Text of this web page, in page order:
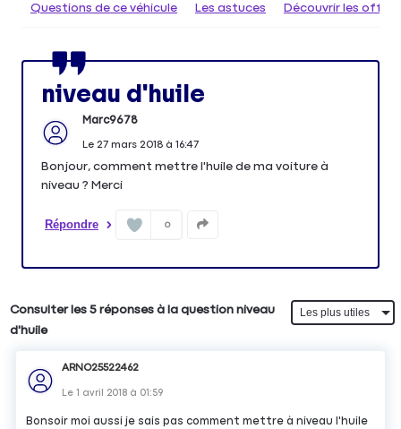
Questions de ce véhicule Les astuces Découvrir les
niveau d'huile
Marc9678
Le 27 mars 2018à 16:47
Bonjour, comment mettre l'huile de ma voiture à
niveau ? Merci
Répondre 0
Consulter les 5 réponses à la question niveau
d'huile
ARNO25522462
Le1 avril 2018 à 01:59
Bonsoir moi aussi je sais pas comment mettre à niveau l'huile